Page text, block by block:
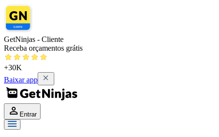
GetNinjas - Cliente
Receba orçamentos grátis
+30K
Baixar app
Entrar